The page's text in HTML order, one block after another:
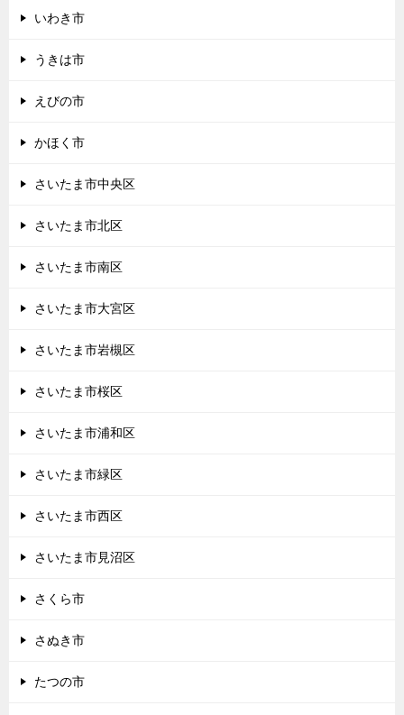
いわき市
うきは市
えびの市
かほく市
さいたま市中央区
さいたま市北区
さいたま市南区
さいたま市大宮区
さいたま市岩槻区
さいたま市桜区
さいたま市浦和区
さいたま市緑区
さいたま市西区
さいたま市見沼区
さくら市
さぬき市
たつの市